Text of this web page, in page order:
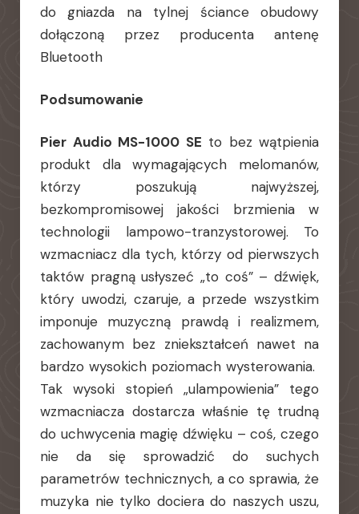
do gniazda na tylnej ściance obudowy
dołączoną przez producenta antenę
Bluetooth
Podsumowanie
Pier Audio MS-1000 SE to bez wątpienia
produkt dla wymagających melomanów,
którzy poszukują najwyższej,
bezkompromisowej jakości brzmienia w
technologii lampowo-tranzystorowej. To
wzmacniacz dla tych, którzy od pierwszych
taktów pragną usłyszeć „to coś” – dźwięk,
który uwodzi, czaruje, a przede wszystkim
imponuje muzyczną prawdą i realizmem,
zachowanym bez zniekształceń nawet na
bardzo wysokich poziomach wysterowania.
Tak wysoki stopień „ulampowienia” tego
wzmacniacza dostarcza właśnie tę trudną
do uchwycenia magię dźwięku – coś, czego
nie da się sprowadzić do suchych
parametrów technicznych, a co sprawia, że
muzyka nie tylko dociera do naszych uszu,